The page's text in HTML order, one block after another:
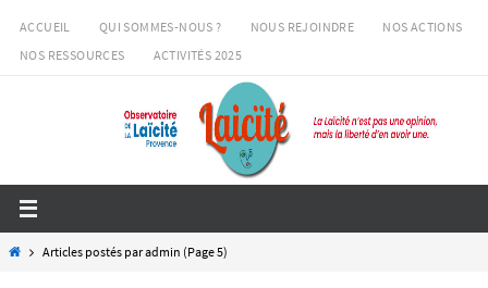
Passer
vers
ACCUEIL QUI SOMMES-NOUS ? NOUS REJOINDRE
NOS ACTIONS
NOS RESSOURCES
ACTIVITÉS 2025
HomeArticles postés par admin (Page 5)